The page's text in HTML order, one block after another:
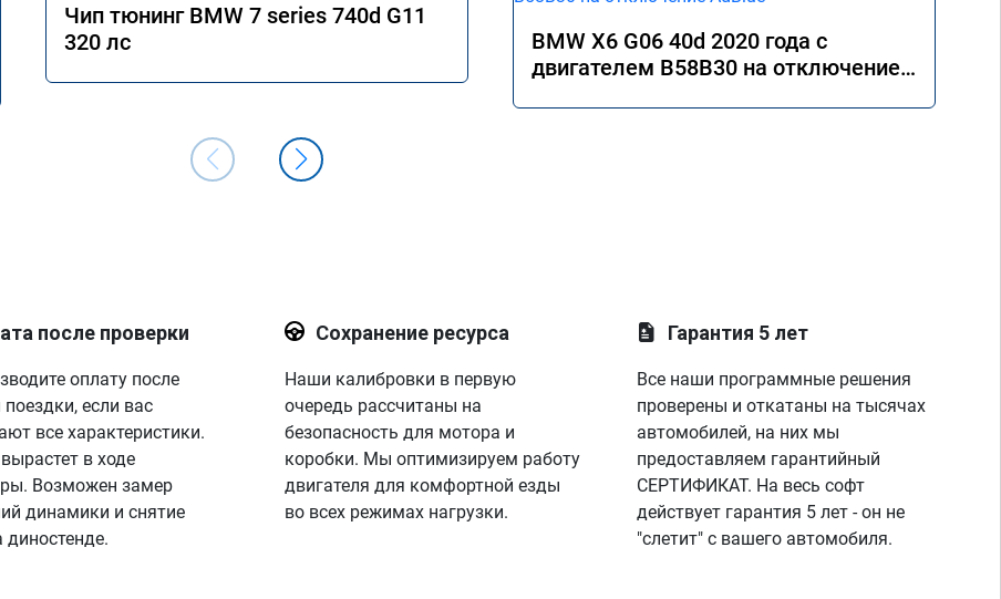
Чип тюнинг BMW 7 series 740d G11
320 лс
BMW X6 G06 40d 2020 года с
двигателем B58B30 на отключение
после проверки
оплату после
если вас
все характеристики.
в ходе
Возможен замер
динамики и снятие
диностенде.
Сохранение ресурса
Наши калибровки в первую
очередь рассчитаны на
безопасность для мотора и
коробки. Мы оптимизируем работу
двигателя для комфортной езды
во всех режимах нагрузки.
Гарантия 5 лет
Все наши программные решения
проверены и откатаны на тысячах
автомобилей, на них мы
предоставляем гарантийный
СЕРТИФИКАТ. На весь софт
действует гарантия 5 лет - он не
"слетит" с вашего автомобиля.